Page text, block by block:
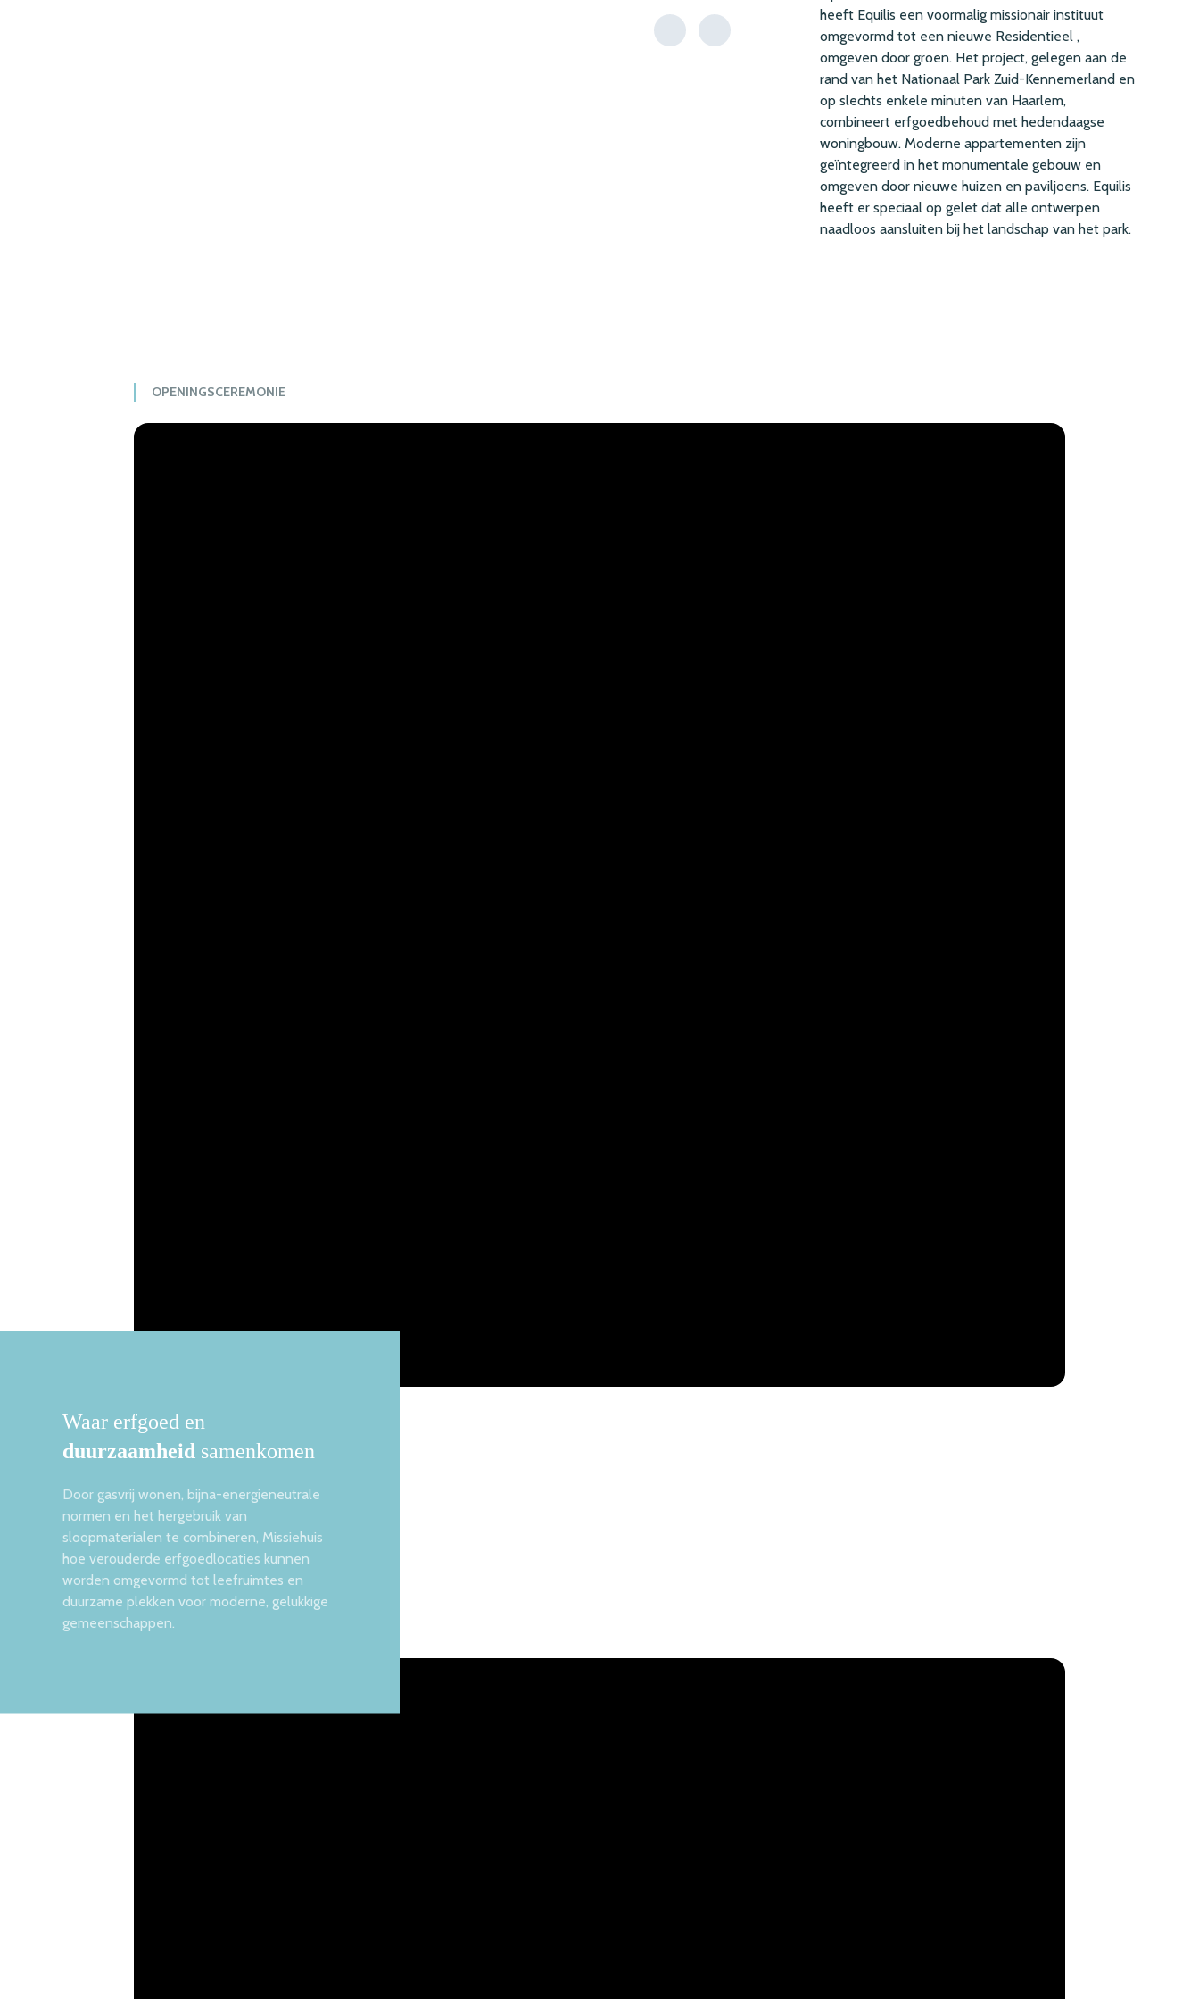
heeft Equilis een voormalig missionair instituut
omgevormd tot een nieuwe Residentieel ,
omgeven door groen. Het project, gelegen aan de
rand van het Nationaal Park Zuid-Kennemerland en
op slechts enkele minuten van Haarlem,
combineert erfgoedbehoud met hedendaagse
woningbouw. Moderne appartementen zijn
geïntegreerd in het monumentale gebouw en
omgeven door nieuwe huizen en paviljoens. Equilis
heeft er speciaal op gelet dat alle ontwerpen
naadloos aansluiten bij het landschap van het park.
OPENINGSCEREMONIE
Waar erfgoed en
duurzaamheid samenkomen
Door gasvrij wonen, bijna-energieneutrale
normen en het hergebruik van
sloopmaterialen te combineren, Missiehuis
hoe verouderde erfgoedlocaties kunnen
worden omgevormd tot leefruimtes en
duurzame plekken voor moderne, gelukkige
gemeenschappen.